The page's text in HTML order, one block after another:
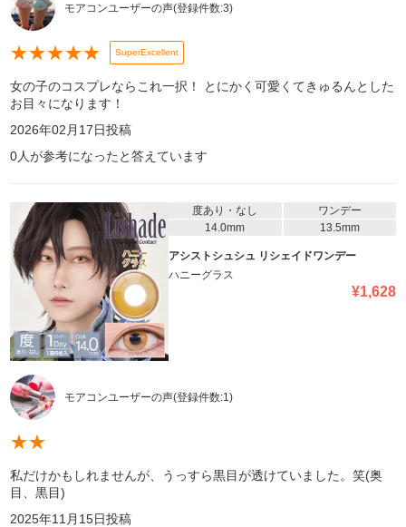
モアコンユーザーの声(登録件数:3)
★★★★★ SuperExcellent
女の子のコスプレならこれ一択！ とにかく可愛くてきゅるんとした
お目々になります！
2026年02月17日投稿
0人が参考になったと答えています
度あり・なし
ワンデー
14.0mm
13.5mm
アシストシュシュ リシェイドワンデー
ハニーグラス
¥1,628
モアコンユーザーの声(登録件数:1)
★★
私だけかもしれませんが、うっすら黒目が透けていました。笑(奥
目、黒目)
2025年11月15日投稿